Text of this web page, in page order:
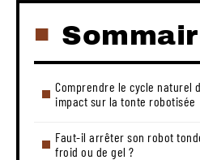
Comprendre le cycle naturel
impact sur la tonte robotisée
Faut-il arrêter son robot
froid ou de gel ?